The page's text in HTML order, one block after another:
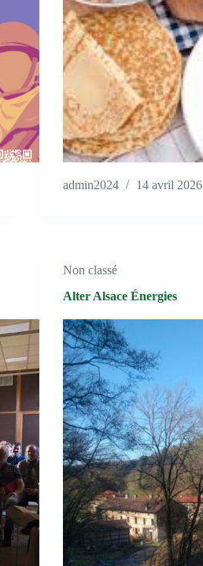
admin2024 14 avril 2026
Non classé
Alter Alsace Énergies